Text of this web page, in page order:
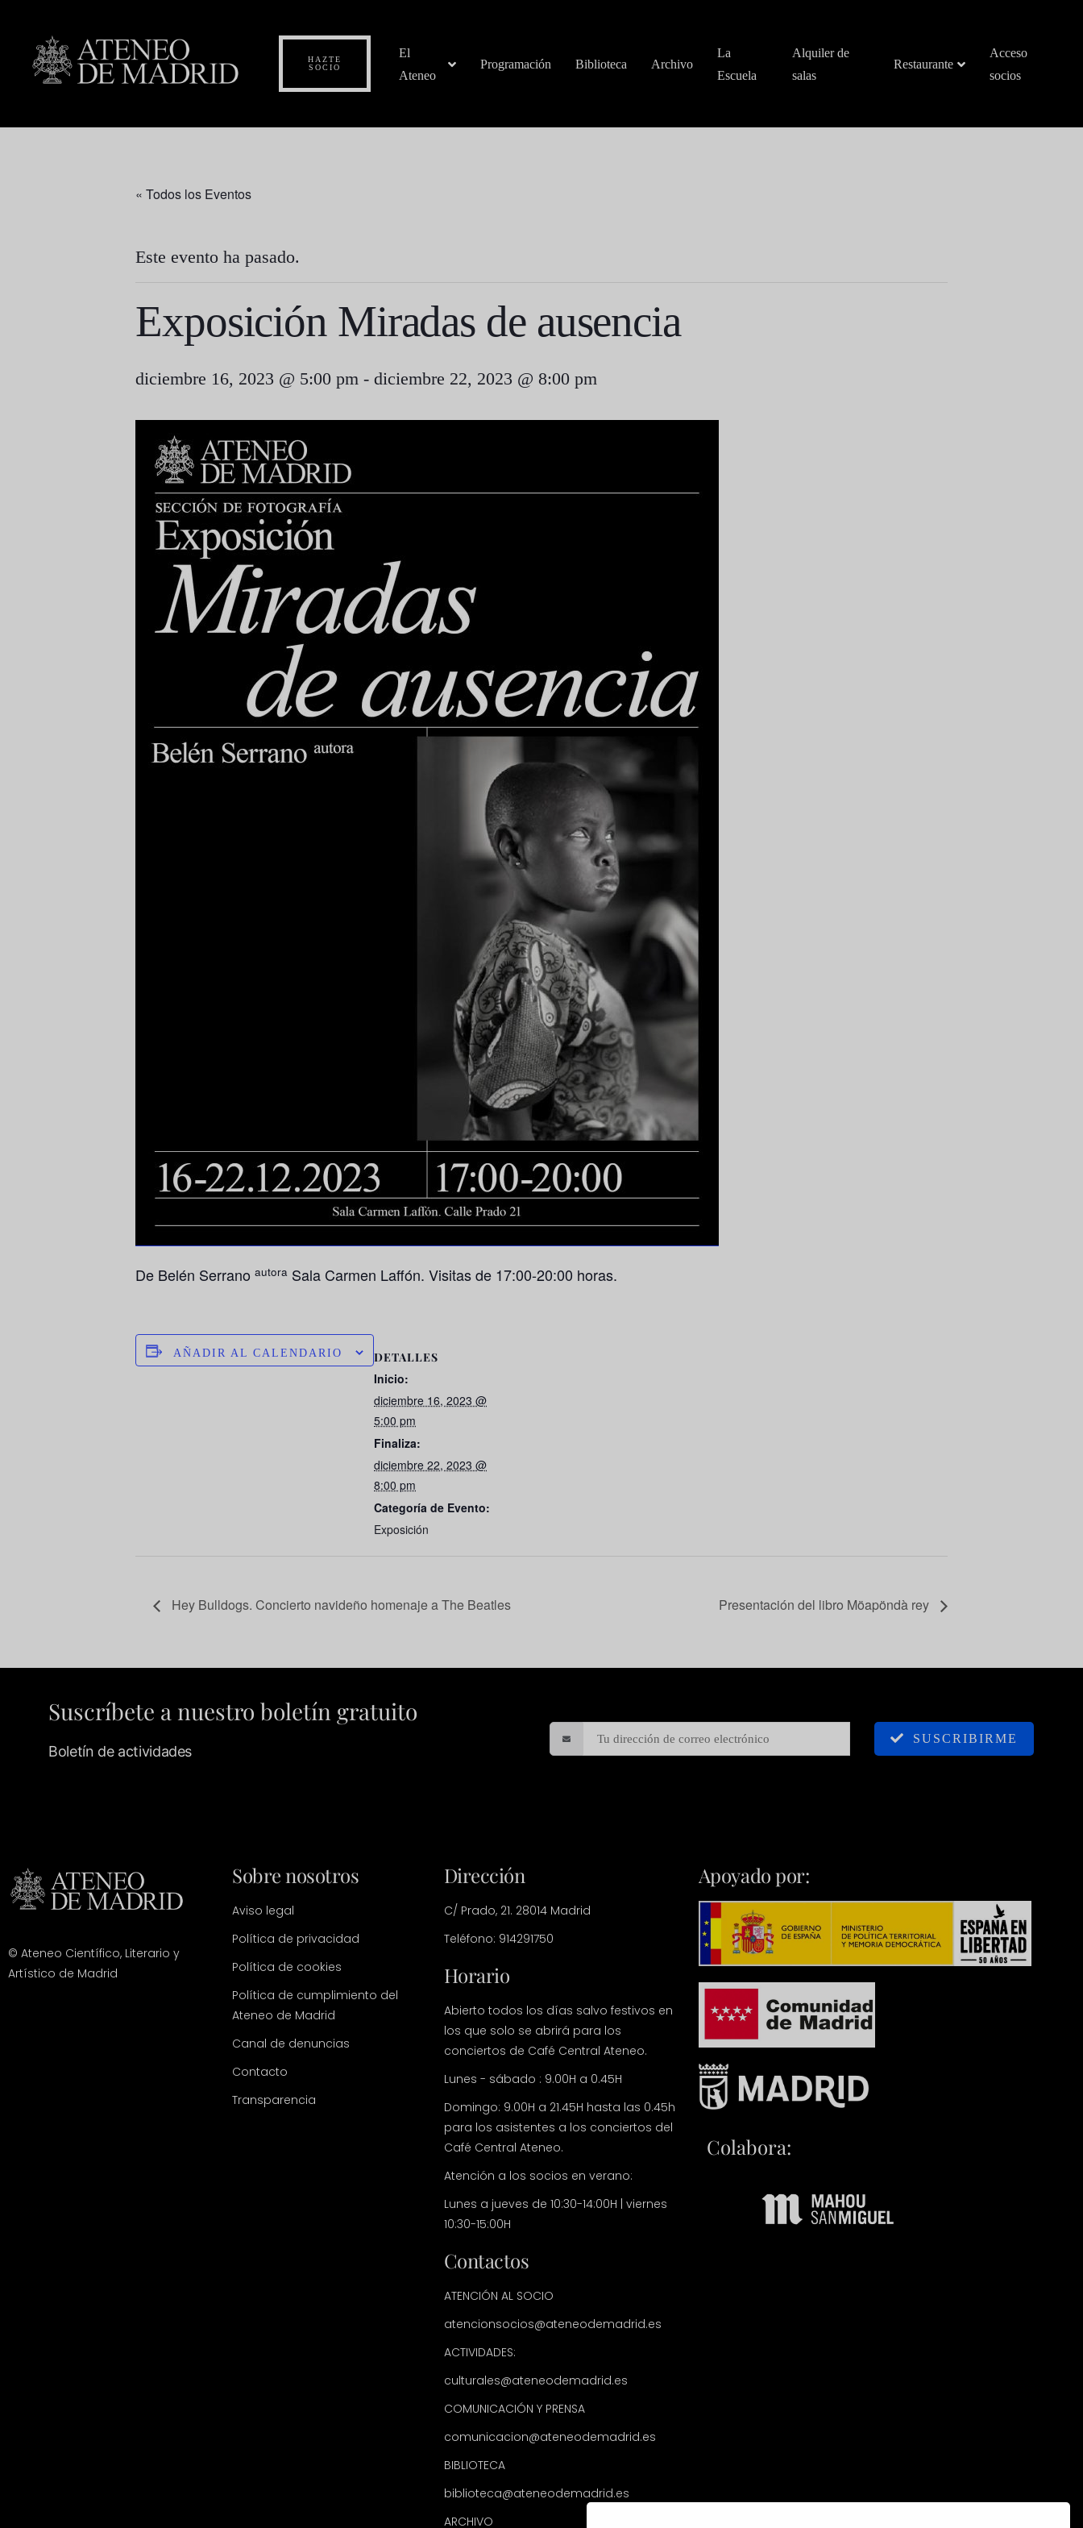
HAZTE
SOCIO
El
Ateneo
Programación Biblioteca Archivo
La
Escuela
Alquiler de
salas
Restaurante
Acceso
socios
« Todos los Eventos
Este evento ha pasado.
Exposición Miradas de ausencia
diciembre 16, 2023 @ 5:00 pm - diciembre 22, 2023 @ 8:00 pm
De Belén Serrano autora Sala Carmen Laffón. Visitas de 17:00-20:00 horas.
AÑADIR AL CALENDARIO DETALLES
Inicio:
diciembre 16, 2023 @
5:00 pm
Finaliza:
diciembre 22, 2023 @
8:00 pm
Categoría de Evento:
Exposición
Hey Bulldogs. Concierto navideño homenaje a The Beatles Presentación del libro Möapöndà rey
Suscríbete a nuestro boletín gratuito
Boletín de actividades
SUSCRIBIRME
© Ateneo Científico, Literario y
Artístico de Madrid
Sobre nosotros
Aviso legal
Política de privacidad
Política de cookies
Política de cumplimiento del
Ateneo de Madrid
Canal de denuncias
Contacto
Transparencia
Dirección
C/ Prado, 21. 28014 Madrid
Teléfono: 914291750
Horario
Abierto todos los días salvo festivos en
los que solo se abrirá para los
conciertos de Café Central Ateneo.
Lunes - sábado : 9.00H a 0.45H
Domingo: 9.00H a 21.45H hasta las 0.45h
para los asistentes a los conciertos del
Café Central Ateneo.
Atención a los socios en verano:
Lunes a jueves de 10:30-14:00H | viernes
10:30-15:00H
Contactos
ATENCIÓN AL SOCIO
atencionsocios@ateneodemadrid.es
ACTIVIDADES:
culturales@ateneodemadrid.es
COMUNICACIÓN Y PRENSA
comunicacion@ateneodemadrid.es
BIBLIOTECA
biblioteca@ateneodemadrid.es
ARCHIVO
Apoyado por:
Colabora: